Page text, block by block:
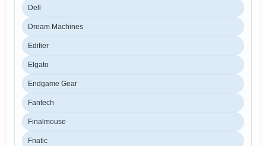
Dell
Dream Machines
Edifier
Elgato
Endgame Gear
Fantech
Finalmouse
Fnatic